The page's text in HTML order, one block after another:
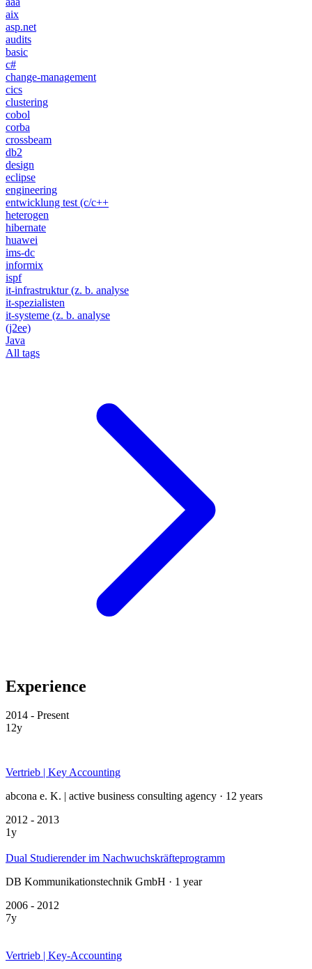
aix
asp.net
audits
basic
c#
change-management
cics
clustering
cobol
corba
crossbeam
db2
design
eclipse
engineering
entwicklung test (c/c++
heterogen
hibernate
huawei
ims-dc
informix
ispf
it-infrastruktur (z. b. analyse
it-spezialisten
it-systeme (z. b. analyse
(j2ee)
Java
All tags
Experience
2014 - Present
12y
Vertrieb | Key Accounting
abcona e. K. | active business consulting agency · 12 years
2012 - 2013
1y
Dual Studierender im Nachwuchskräfteprogramm
DB Kommunikationstechnik GmbH · 1 year
2006 - 2012
7y
Vertrieb | Key-Accounting